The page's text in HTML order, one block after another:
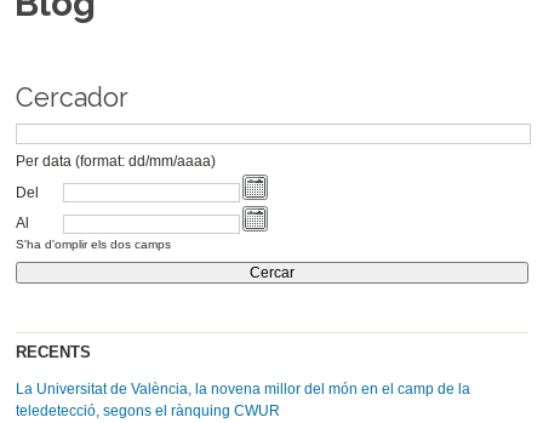
Cercador
Per data (format: dd/mm/aaaa)
Del
Al
S'ha d'omplir els dos camps
RECENTS
La Universitat de València, la novena millor del món en el camp de la
teledetecció, segons el rànquing CWUR